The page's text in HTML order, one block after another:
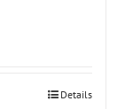
Details